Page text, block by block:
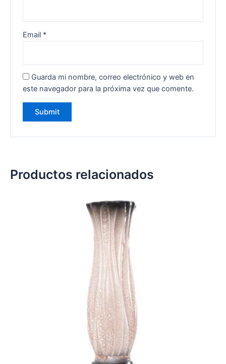
Email *
Guarda mi nombre, correo electrónico y web en
este navegador para la próxima vez que comente.
Productos relacionados